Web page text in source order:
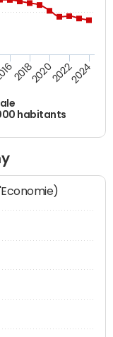
habitants
2018202020222024